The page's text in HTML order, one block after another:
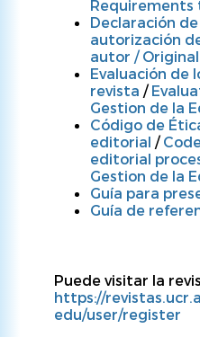
Declaración
autorización
autor /
Evaluación de
revista /
Gestion de la
Código de
editorial /
editorial
Gestion de la
Guía para
Guía de
Puede visitar la
https://
edu/user/register